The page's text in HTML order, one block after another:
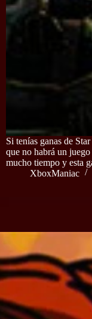
Si tenías ganas de
que no habrá un
mucho tiempo y esta
XboxManiac